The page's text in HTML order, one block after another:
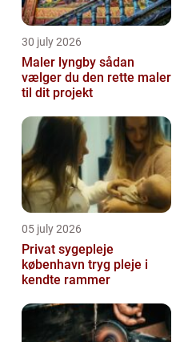
30 july 2026
Maler lyngby sådan
vælger du den rette maler
til dit projekt
05 july 2026
Privat sygepleje
københavn tryg pleje i
kendte rammer